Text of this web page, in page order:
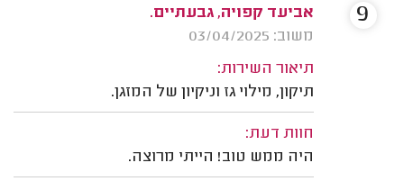
אביעד קפויה, גבעתיים.
משוב: 03/04/2025
תיאור השירות:
תיקון, מילוי גז וניקיון של המזגן.
חוות דעת:
היה ממש טוב! הייתי מרוצה.
9